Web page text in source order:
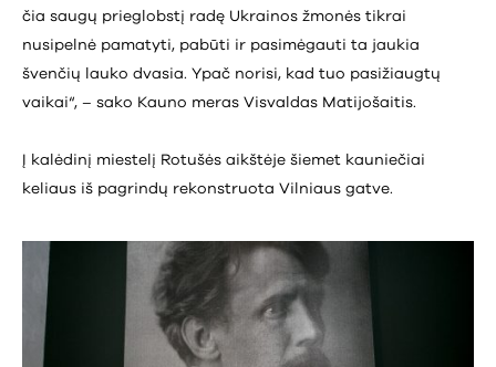
čia saugų prieglobstį radę Ukrainos žmonės tikrai
nusipelnė pamatyti, pabūti ir pasimėgauti ta jaukia
švenčių lauko dvasia. Ypač norisi, kad tuo pasižiaugtų
vaikai“, – sako Kauno meras Visvaldas Matijošaitis.
Į kalėdinį miestelį Rotušės aikštėje šiemet kauniečiai
keliaus iš pagrindų rekonstruota Vilniaus gatve.